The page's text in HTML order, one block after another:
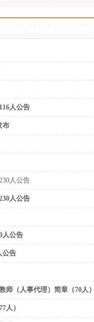
点_时间_成绩查询
人公告
布
人公告
人公告
人公告
公告
师（人事代理）简章（70人）
人）